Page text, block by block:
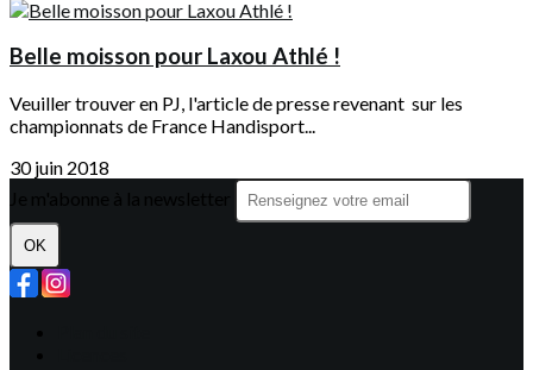
Belle moisson pour Laxou Athlé !
Veuiller trouver en PJ, l'article de presse revenant sur les
championnats de France Handisport...
30 juin 2018
OK